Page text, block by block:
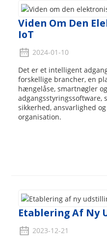
Viden Om Den
IoT
2024-01-10
Det er et intelligent
forskellige brancher, en
hængelåse, smartnøgler
adgangsstyringssoftware,
sikkerhed, ansvarlighed
organisation.
Etablering Af Ny
2023-12-21